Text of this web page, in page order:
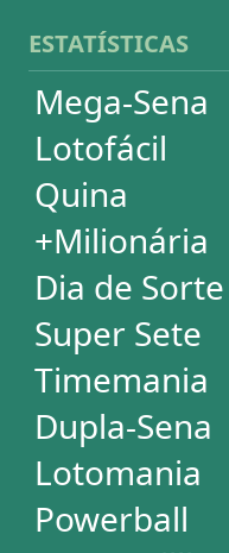
DESDOBRAMENTOS
Mega-Sena
Lotofácil
Quina
+Milionária
Dia de Sorte
Timemania
Dupla-Sena
Lotomania
Super Sete
PowerBall
Mega Millions
EuroMillions